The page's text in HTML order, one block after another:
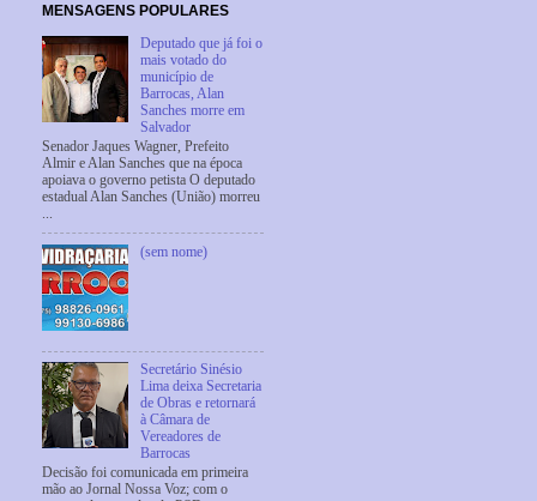
MENSAGENS POPULARES
Deputado que já foi o
mais votado do
município de
Barrocas, Alan
Sanches morre em
Salvador
Senador Jaques Wagner, Prefeito
Almir e Alan Sanches que na época
apoiava o governo petista O deputado
estadual Alan Sanches (União) morreu
...
(sem nome)
Secretário Sinésio
Lima deixa Secretaria
de Obras e retornará
à Câmara de
Vereadores de
Barrocas
Decisão foi comunicada em primeira
mão ao Jornal Nossa Voz; com o